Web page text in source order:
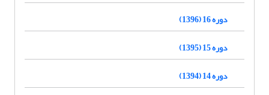
دوره 16 (1396)
دوره 15 (1395)
دوره 14 (1394)